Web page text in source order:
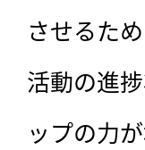
させるた
活動の進
ップの力